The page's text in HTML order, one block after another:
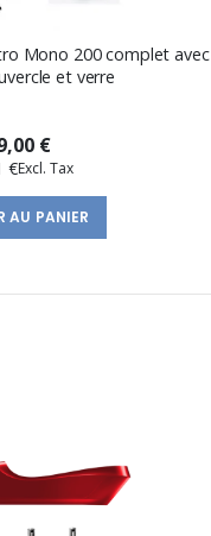
Mono 200 complet avec
et verre
€
€
AU PANIER